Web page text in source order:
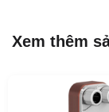
Xem thêm